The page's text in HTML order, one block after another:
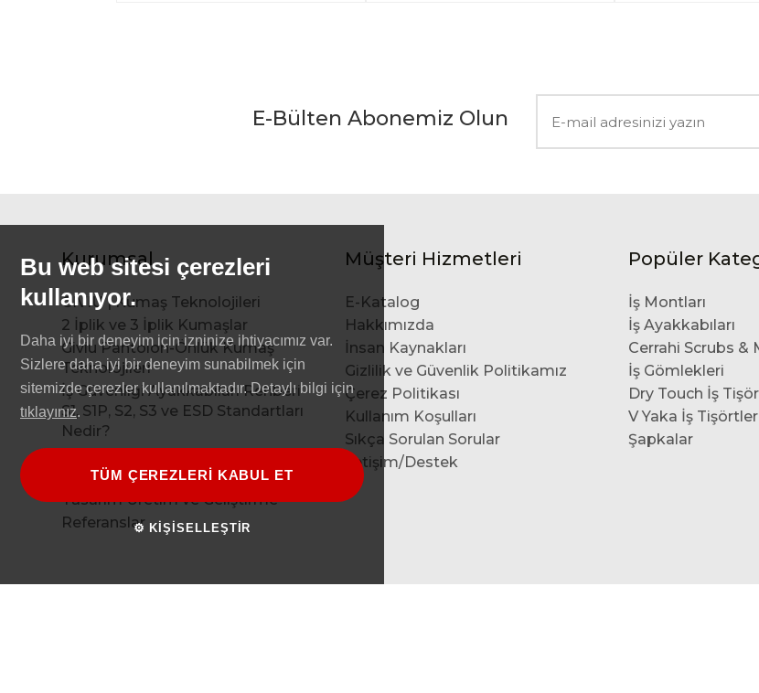
E-Bülten Abonemiz Olun
Kurumsal
GIVIU | Kumaş Teknolojileri
2 İplik ve 3 İplik Kumaşlar
Giviu Pantolon-Önlük Kumaş
Teknolojileri
İş Güvenliği Ayakkabıları Rehberi
S1, S1P, S2, S3 ve ESD Standartları
Nedir?
Baskı Nakış Uygulamaları
Tasarım Üretim ve Geliştirme
Referanslar
Müşteri Hizmetleri
E-Katalog
Hakkımızda
İnsan Kaynakları
Gizlilik ve Güvenlik Politikamız
Çerez Politikası
Kullanım Koşulları
Sıkça Sorulan Sorular
İletişim/Destek
Popüler
İş Montları
İş Ayakkabıları
Cerrahi Scrubs &
İş Gömlekleri
Dry Touch İş
V Yaka İş
Şapkalar
Bu web sitesi çerezleri
kullanıyor.
Daha iyi bir deneyim için izninize ihtiyacımız var.
Sizlere daha iyi bir deneyim sunabilmek için
sitemizde çerezler kullanılmaktadır. Detaylı bilgi için
tıklayınız.
TÜM ÇEREZLERİ KABUL ET
⚙ KİŞİSELLEŞTİR